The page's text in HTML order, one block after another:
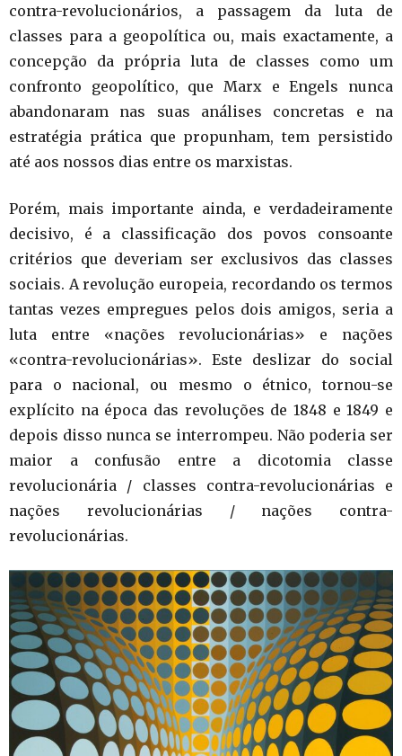
contra-revolucionários, a passagem da luta de
classes para a geopolítica ou, mais exactamente, a
concepção da própria luta de classes como um
confronto geopolítico, que Marx e Engels nunca
abandonaram nas suas análises concretas e na
estratégia prática que propunham, tem persistido
até aos nossos dias entre os marxistas.
Porém, mais importante ainda, e verdadeiramente
decisivo, é a classificação dos povos consoante
critérios que deveriam ser exclusivos das classes
sociais. A revolução europeia, recordando os termos
tantas vezes empregues pelos dois amigos, seria a
luta entre «nações revolucionárias» e nações
«contra-revolucionárias». Este deslizar do social
para o nacional, ou mesmo o étnico, tornou-se
explícito na época das revoluções de 1848 e 1849 e
depois disso nunca se interrompeu. Não poderia ser
maior a confusão entre a dicotomia classe
revolucionária / classes contra-revolucionárias e
nações revolucionárias / nações contra-
revolucionárias.